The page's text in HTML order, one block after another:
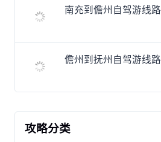
南充到儋州自驾游线路
儋州到抚州自驾游线路
攻略分类